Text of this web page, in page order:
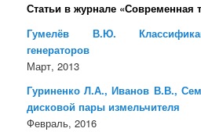
Статьи в журнале «Современная
Гумелёв В.Ю.
генераторов
Март, 2013
Гуриненко Л.А., Иванов В.В.,
дисковой пары измельчителя
Февраль, 2016